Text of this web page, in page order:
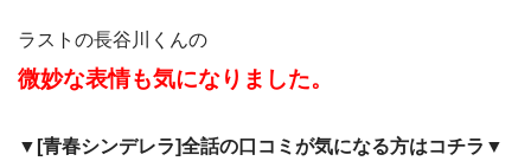
ラストの長谷川くんの
微妙な表情も気になりました。
▼[青春シンデレラ]全話の口コミが気になる方はコチラ▼